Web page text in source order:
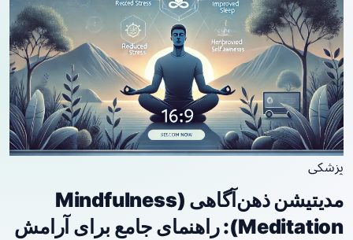
پزشکی
مدیتیشن ذهن‌آگاهی (Mindfulness
Meditation): راهنمای جامع برای آرامش